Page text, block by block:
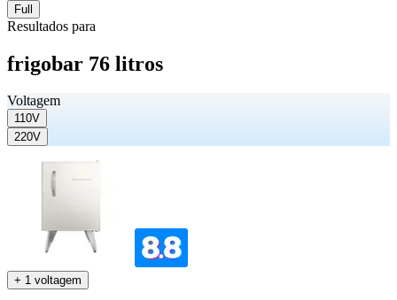
Full
Resultados para
frigobar 76 litros
Voltagem
110V
220V
+ 1 voltagem